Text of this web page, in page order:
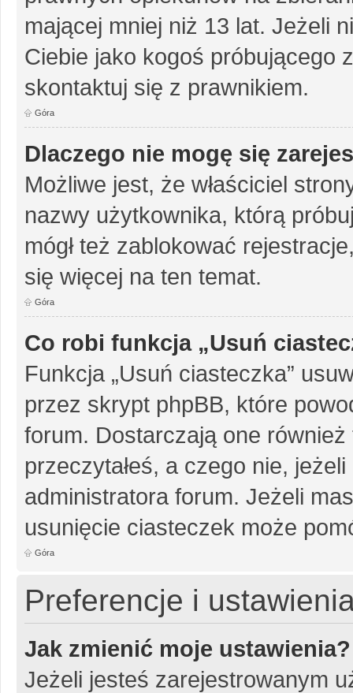
mającej mniej niż 13 lat. Jeżeli
Ciebie jako kogoś próbującego
skontaktuj się z prawnikiem.
Góra
Dlaczego nie mogę się
Możliwe jest, że właściciel
nazwy użytkownika, którą
mógł też zablokować
się więcej na ten temat.
Góra
Co robi funkcja „Usuń
Funkcja „Usuń ciasteczka”
przez skrypt phpBB, które
forum. Dostarczają one
przeczytałeś, a czego nie,
administratora forum. Jeżeli
usunięcie ciasteczek może
Góra
Preferencje i
Jak zmienić moje ustawienia?
Jeżeli jesteś zarejestrowanym